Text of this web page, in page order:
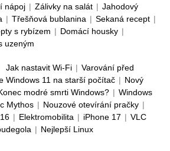
nápoj | Zálivky na salát | Jahodový
| Třešňová bublanina | Sekaná recept |
s rybízem | Domácí housky |
uzeným
Jak nastavit Wi-Fi | Varování před
Windows 11 na starší počítač | Nový
modré smrti Windows? | Windows
Mythos | Nouzové otevírání pračky |
| Elektromobilita | iPhone 17 | VLC
| Nejlepší Linux